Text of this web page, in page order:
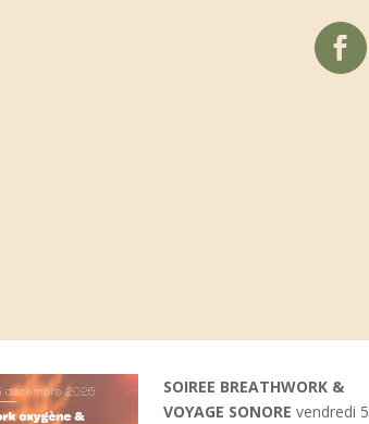
SOIREE BREATHWORK &
VOYAGE SONORE vendredi 5